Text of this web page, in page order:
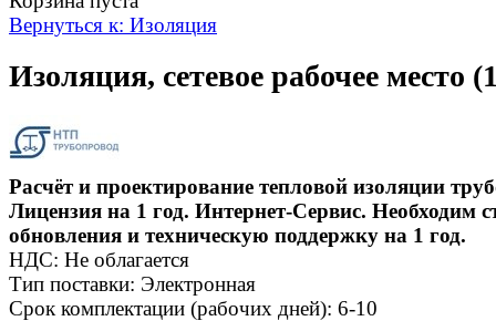
Вернуться к: Изоляция
Изоляция, сетевое рабочее место
Расчёт и проектирование тепловой изоляции
Лицензия на 1 год. Интернет-Сервис. Необходим
обновления и техническую поддержку на 1 год.
НДС: Не облагается
Тип поставки: Электронная
Срок комплектации (рабочих дней): 6-10